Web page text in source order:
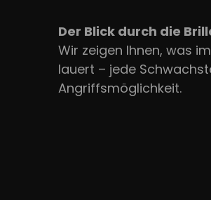
Der Blick durch die
Wir zeigen Ihnen, was
lauert – jede
Angriffsmöglichkeit.